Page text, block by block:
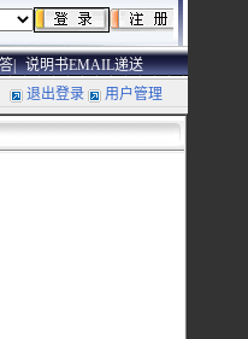
| 说明书EMAIL递送
退出登录
用户管理